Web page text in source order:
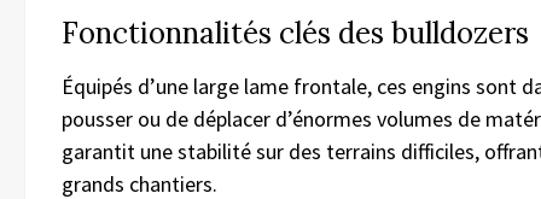
Fonctionnalités clés des bulldozers
Équipés d’une large lame frontale, ces engins sont
pousser ou de déplacer d’énormes volumes de
garantit une stabilité sur des terrains difficiles,
grands chantiers.